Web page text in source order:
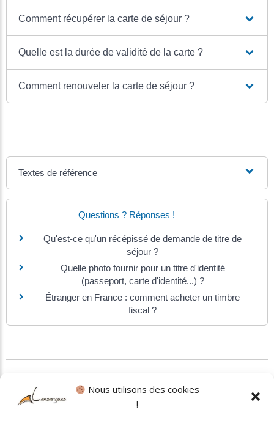
Nous utilisons des cookies
!
Comment récupérer la carte de séjour ?
Quelle est la durée de validité de la carte ?
Comment renouveler la carte de séjour ?
Textes de référence
Questions ? Réponses !
Qu'est-ce qu'un récépissé de demande de titre de
séjour ?
Quelle photo fournir pour un titre d'identité
(passeport, carte d'identité...) ?
Étranger en France : comment acheter un timbre
fiscal ?